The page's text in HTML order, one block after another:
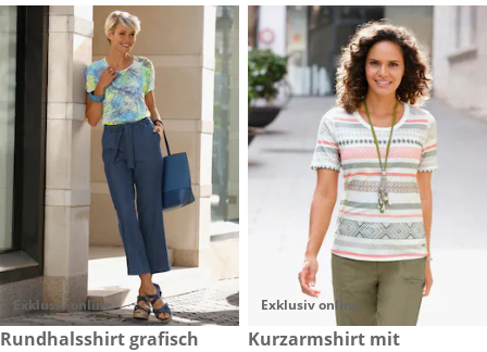
Exklusiv online
CHF 54.90
Rundhalsshirt grafisch
Exklusiv online
CHF 34.90
Kurzarmshirt mit